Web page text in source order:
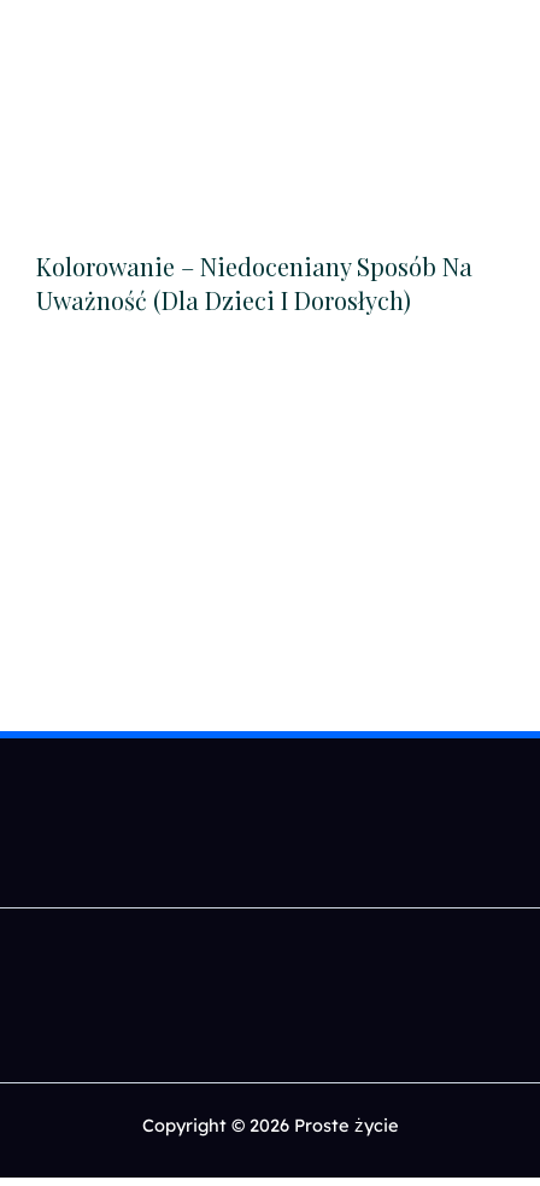
Kolorowanie – Niedoceniany Sposób Na
Uważność (dla Dzieci I Dorosłych)
Copyright © 2026 Proste życie